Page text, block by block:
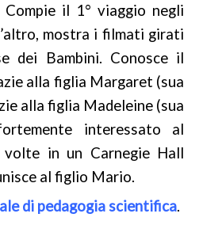
il 1° viaggio negli
mostra i filmati girati
dei Bambini. Conosce il
alla figlia Margaret (sua
alla figlia Madeleine (sua
interessato al
in un Carnegie Hall
al figlio Mario.
di pedagogia scientifica.